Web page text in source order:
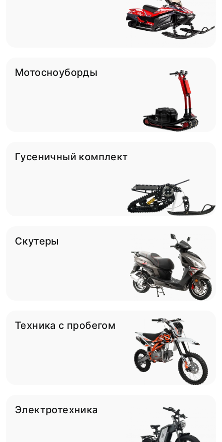
Мотосноуборды
Гусеничный комплект
Скутеры
Техника с пробегом
Электротехника